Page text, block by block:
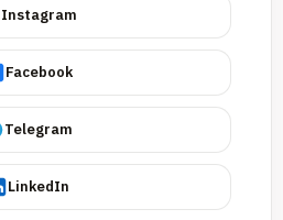
Instagram
Facebook
Telegram
LinkedIn